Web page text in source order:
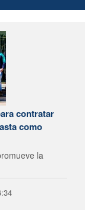
contratar
como
la